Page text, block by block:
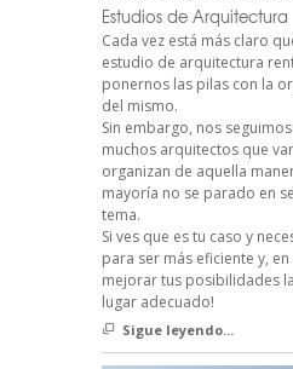
Estudios de Arquitectura
Cada vez está más claro
estudio de arquitectura
ponernos las pilas con la
del mismo.
Sin embargo, nos
muchos arquitectos que
organizan de aquella
mayoría no se parado en
tema.
Si ves que es tu caso y
para ser más eficiente y,
mejorar tus posibilidades
lugar adecuado!
Sigue leyendo...